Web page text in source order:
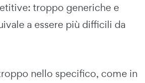
troppo generiche e
a essere più difficili da
nello specifico, come in